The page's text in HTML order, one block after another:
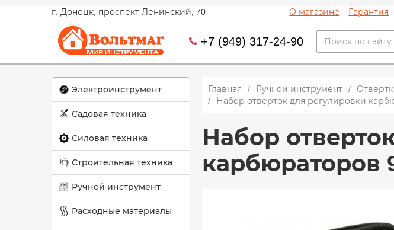
г. Донецк, проспект Ленинский, 70 О магазине Гарантия
+7 (949) 317-24-90
Электроинструмент
Садовая техника
Силовая техника
Строительная техника
Ручной инструмент
Расходные материалы
Главная Ручной инструмент
Набор отверток для регулировки
Набор
карбюраторов